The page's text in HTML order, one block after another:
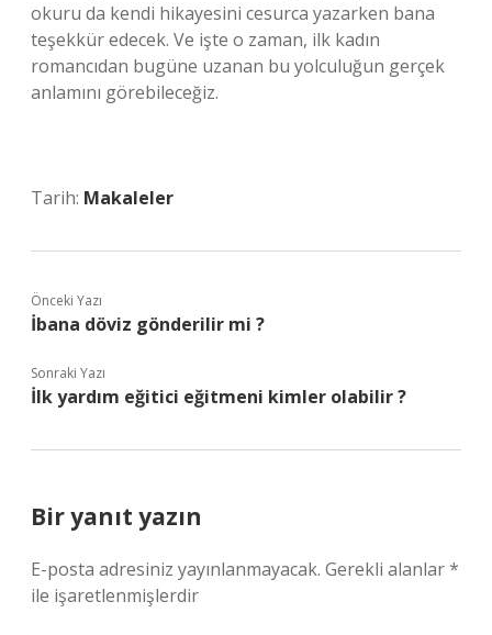
okuru da kendi hikayesini cesurca yazarken bana
teşekkür edecek. Ve işte o zaman, ilk kadın
romancıdan bugüne uzanan bu yolculuğun gerçek
anlamını görebileceğiz.
Tarih: Makaleler
Önceki Yazı
İbana döviz gönderilir mi ?
Sonraki Yazı
İlk yardım eğitici eğitmeni kimler olabilir ?
Bir yanıt yazın
E-posta adresiniz yayınlanmayacak. Gerekli alanlar*
ile işaretlenmişlerdir